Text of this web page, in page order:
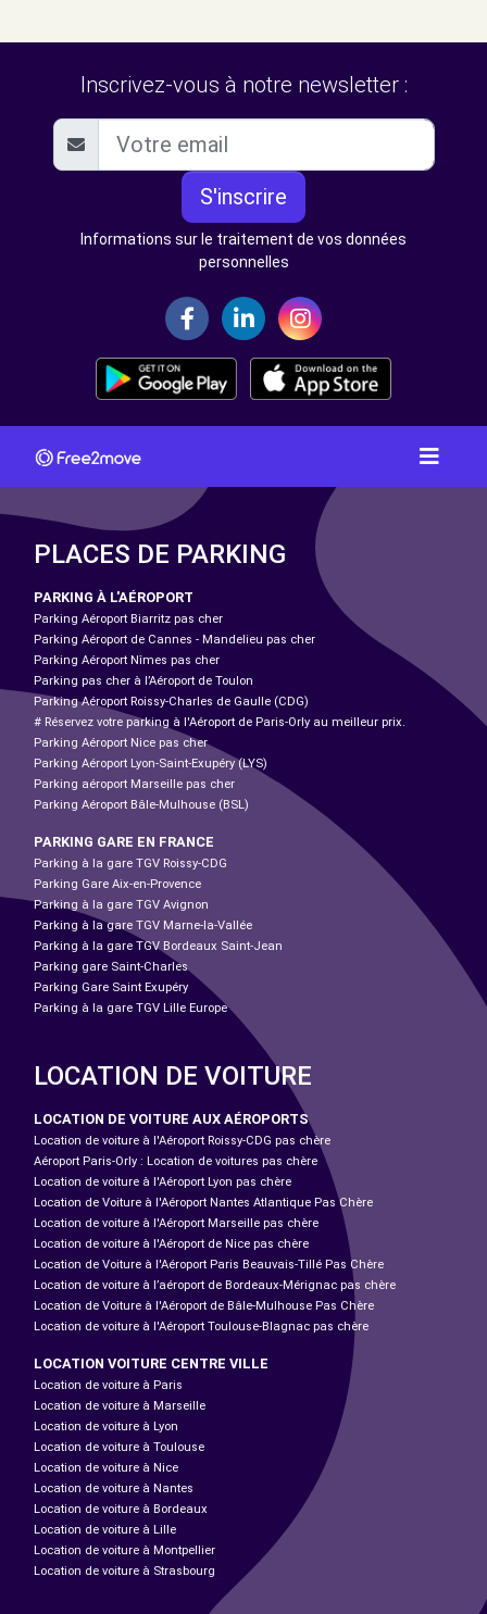
Inscrivez-vous à notre newsletter :
S'inscrire
Informations sur le traitement de vos données
personnelles
PLACES DE PARKING
PARKING À L'AÉROPORT
Parking Aéroport Biarritz pas cher
Parking Aéroport de Cannes - Mandelieu pas cher
Parking Aéroport Nîmes pas cher
Parking pas cher à l’Aéroport de Toulon
Parking Aéroport Roissy-Charles de Gaulle (CDG)
# Réservez votre parking à l'Aéroport de Paris-Orly au meilleur prix.
Parking Aéroport Nice pas cher
Parking Aéroport Lyon-Saint-Exupéry (LYS)
Parking aéroport Marseille pas cher
Parking Aéroport Bâle-Mulhouse (BSL)
PARKING GARE EN FRANCE
Parking à la gare TGV Roissy-CDG
Parking Gare Aix-en-Provence
Parking à la gare TGV Avignon
Parking à la gare TGV Marne-la-Vallée
Parking à la gare TGV Bordeaux Saint-Jean
Parking gare Saint-Charles
Parking Gare Saint Exupéry
Parking à la gare TGV Lille Europe
LOCATION DE VOITURE
LOCATION DE VOITURE AUX AÉROPORTS
Location de voiture à l'Aéroport Roissy-CDG pas chère
Aéroport Paris-Orly : Location de voitures pas chère
Location de voiture à l'Aéroport Lyon pas chère
Location de Voiture à l'Aéroport Nantes Atlantique Pas Chère
Location de voiture à l'Aéroport Marseille pas chère
Location de voiture à l'Aéroport de Nice pas chère
Location de Voiture à l'Aéroport Paris Beauvais-Tillé Pas Chère
Location de voiture à l’aéroport de Bordeaux-Mérignac pas chère
Location de Voiture à l'Aéroport de Bâle-Mulhouse Pas Chère
Location de voiture à l'Aéroport Toulouse-Blagnac pas chère
LOCATION VOITURE CENTRE VILLE
Location de voiture à Paris
Location de voiture à Marseille
Location de voiture à Lyon
Location de voiture à Toulouse
Location de voiture à Nice
Location de voiture à Nantes
Location de voiture à Bordeaux
Location de voiture à Lille
Location de voiture à Montpellier
Location de voiture à Strasbourg